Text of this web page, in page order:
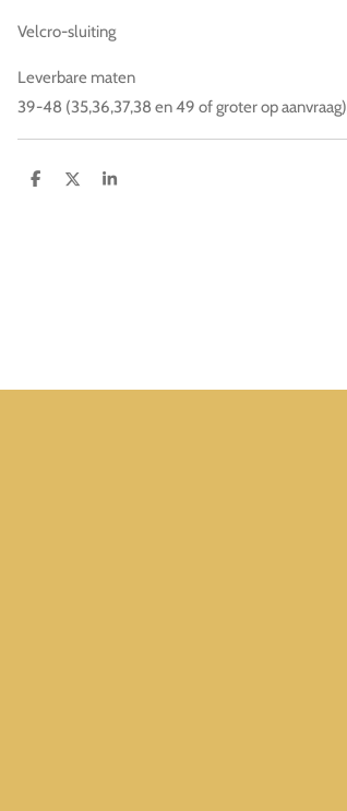
Velcro-sluiting
Leverbare maten
39-48 (35,36,37,38 en 49 of groter op aanvraag)
D
D
S